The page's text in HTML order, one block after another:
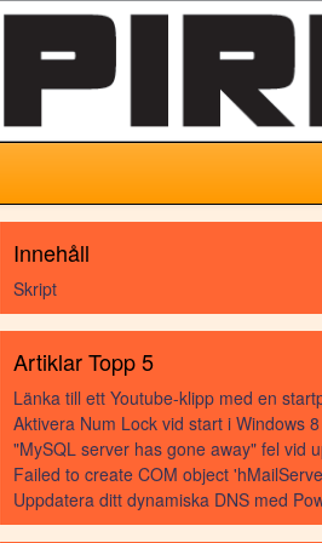
Innehåll
Skript
Artiklar Topp 5
Länka till ett Youtube-klipp med en
Aktivera Num Lock vid start i Windows 8